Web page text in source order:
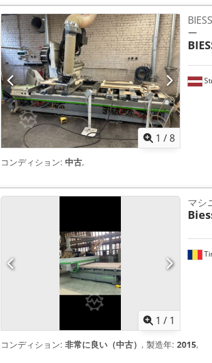
1 /8
ー
コンディション: 中古,
1 / 1
マシ
コンディション: 非常に良い（中古） , 製造年: 2015,